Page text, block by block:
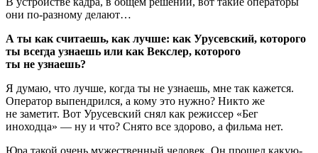
они по-разному делают…
А ты как считаешь, как лучше: как Урусевский, которого
ты всегда узнаешь или как Векслер, которого
ты не узнаешь?
Я думаю, что лучше, когда ты не узнаешь, мне так кажется.
Оператор выпендрился, а кому это нужно? Никто же
не заметит. Вот Урусевский снял как режиссер «Бег
иноходца» — ну и что? Снято все здорово, а фильма нет.
Юра такой очень мужественный человек. Он прошел какую-